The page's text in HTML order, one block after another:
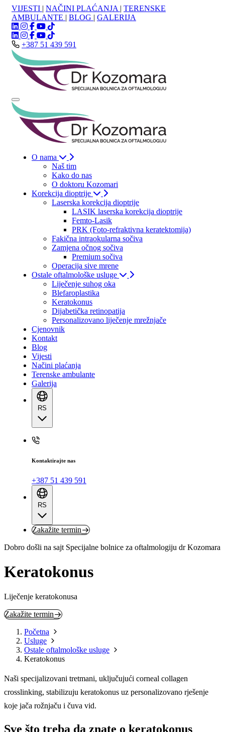
VIJESTI | NAČINI PLAĆANJA | TERENSKE
AMBULANTE | BLOG | GALERIJA
+387 51 439 591
O nama
Naš tim
Kako do nas
O doktoru Kozomari
Korekcija dioptrije
Laserska korekcija dioptrije
LASIK laserska korekcija dioptrije
Femto-Lasik
PRK (Foto-refraktivna keratektomija)
Fakična intraokularna sočiva
Zamjena očnog sočiva
Premium sočiva
Operacija sive mrene
Ostale oftalmološke usluge
Liječenje suhog oka
Blefaroplastika
Keratokonus
Dijabetička retinopatija
Personalizovano liječenje mrežnjače
Cjenovnik
Kontakt
Blog
Vijesti
Načini plaćanja
Terenske ambulante
Galerija
RS
Kontaktirajte nas
+387 51 439 591
RS
Zakažite termin
Dobro došli na sajt Specijalne bolnice za oftalmologiju dr Kozomara
Keratokonus
Liječenje keratokonusa
Zakažite termin
Početna
Usluge
Ostale oftalmološke usluge
Keratokonus
Naši specijalizovani tretmani, uključujući corneal collagen
crosslinking, stabilizuju keratokonus uz personalizovano rješenje
koje jača rožnjaču i čuva vid.
Sve što treba da znate o keratokonus